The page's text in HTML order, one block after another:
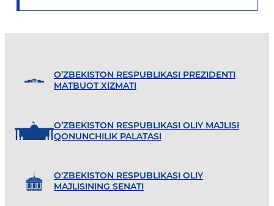
O’ZBEKISTON RESPUBLIKASI PREZIDENTI
MATBUOT XIZMATI
O’ZBEKISTON RESPUBLIKASI OLIY MAJLISI
QONUNCHILIK PALATASI
O'ZBEKISTON RESPUBLIKASI OLIY
MAJLISINING SENATI